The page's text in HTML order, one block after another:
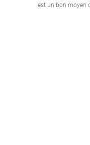
est un bon moyen